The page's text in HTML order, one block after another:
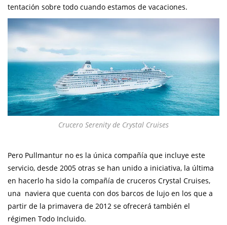
tentación sobre todo cuando estamos de vacaciones.
Crucero Serenity de Crystal Cruises
Pero Pullmantur no es la única compañía que incluye este
servicio, desde 2005 otras se han unido a iniciativa, la última
en hacerlo ha sido la compañía de cruceros Crystal Cruises,
una naviera que cuenta con dos barcos de lujo en los que a
partir de la primavera de 2012 se ofrecerá también el
régimen Todo Incluido.